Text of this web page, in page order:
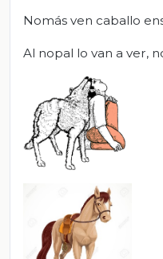
Nomás ven caballo
Al nopal lo van a ver,